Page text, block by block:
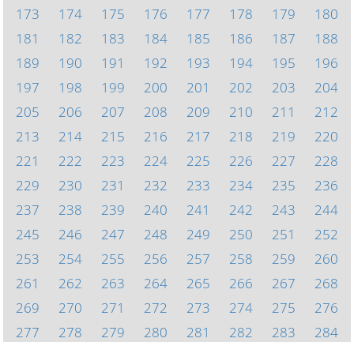
173
174 175 176 177 178 179
180
181
182 183 184 185 186 187
188
189
190 191 192 193 194 195
196
197
198 199 200 201 202 203
204
205
206 207 208 209 210 211
212
213
214 215 216 217 218 219
220
221
222 223 224 225 226 227
228
229
230 231 232 233 234 235
236
237
238 239 240 241 242 243
244
245
246 247 248 249 250 251
252
253
254 255 256 257 258 259
260
261
262 263 264 265 266 267
268
269
270 271 272 273 274 275
276
277
278 279 280 281 282 283
284